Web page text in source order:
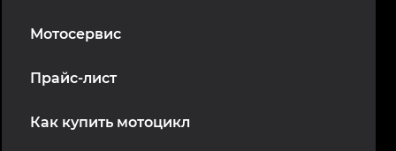
Мотосервис
Прайс-лист
Как купить мотоцикл